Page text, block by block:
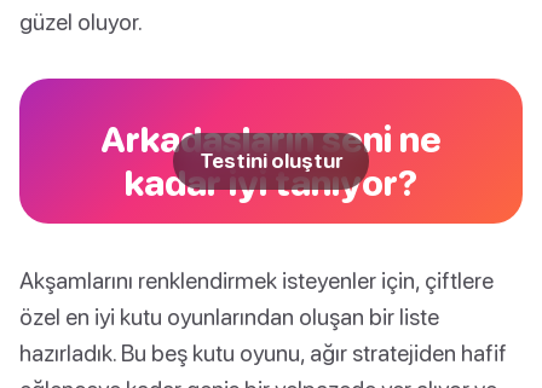
güzel oluyor.
Arkadaşların seni ne
kadar iyi tanıyor?
Testini oluştur
Akşamlarını renklendirmek isteyenler için, çiftlere
özel en iyi kutu oyunlarından oluşan bir liste
hazırladık. Bu beş kutu oyunu, ağır stratejiden hafif